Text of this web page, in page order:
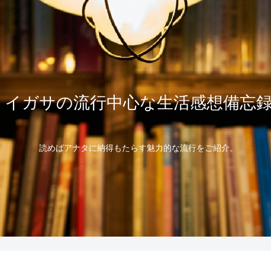
イガサの流行中心な生活感想備忘
読めばアナタに納得もたらす魅力的な流行をご紹介。